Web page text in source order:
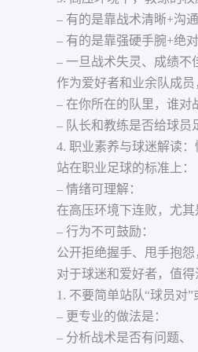
– 有的是靠战术清晰+沟通
– 有的是靠强硬手腕+绝对
– 一旦战术失灵、成绩不
作为爱好者和业余队成员
– 在你所在的队里，谁对
– 队长和教练是否给球员
4. 职业素养与球迷解读
站在职业足球的标准上：
– 情绪可理解：
在高压环境下连败，尤其
– 行为不可鼓励：
公开拒绝握手、甩手抱
对于球迷和爱好者，值得
1. 不要简单站队“球员对”
– 更专业的做法是：
– 分析战术是否有问题、